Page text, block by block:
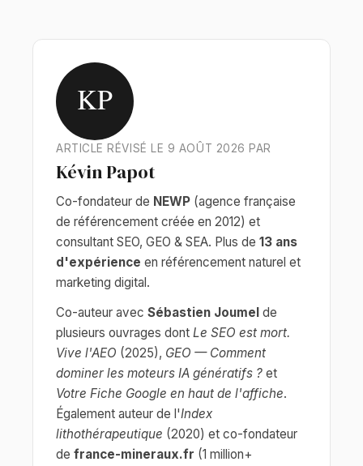
KP
ARTICLE RÉVISÉ LE 9 AOÛT 2026 PAR
Kévin Papot
Co-fondateur de NEWP (agence française
de référencement créée en 2012) et
consultant SEO, GEO & SEA. Plus de 13 ans
d'expérience en référencement naturel et
marketing digital.
Co-auteur avec Sébastien Joumel de
plusieurs ouvrages dont Le SEO est mort.
Vive l'AEO (2025), GEO — Comment
dominer les moteurs IA génératifs ? et
Votre Fiche Google en haut de l'affiche.
Également auteur de l'Index
lithothérapeutique (2020) et co-fondateur
de france-mineraux.fr (1 million+